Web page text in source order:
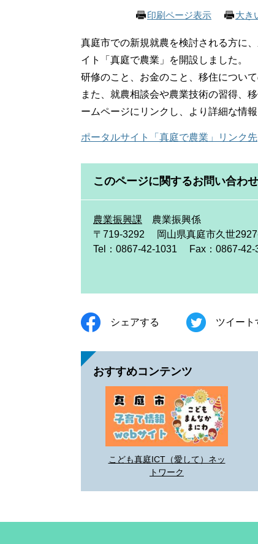
印刷ページ表示 大き
真庭市での新規就農を検討される方に
イト「真庭で農業」を開設しました。
研修のこと、お金のこと、移住につい
また、就農相談会や農業技術の習得、
ームページにリンクし、より詳細な情
ポータルサイト「真庭で農業」リンク先
このページに関するお問い合わ
農業振興課
農業振興係
〒719-3292
岡山県真庭市久世
Tel：0867-42-1031
Fax：0867-42-
シェアする ツイート
おすすめコンテンツ
こども真庭ICT（愛して）ネッ
トワーク